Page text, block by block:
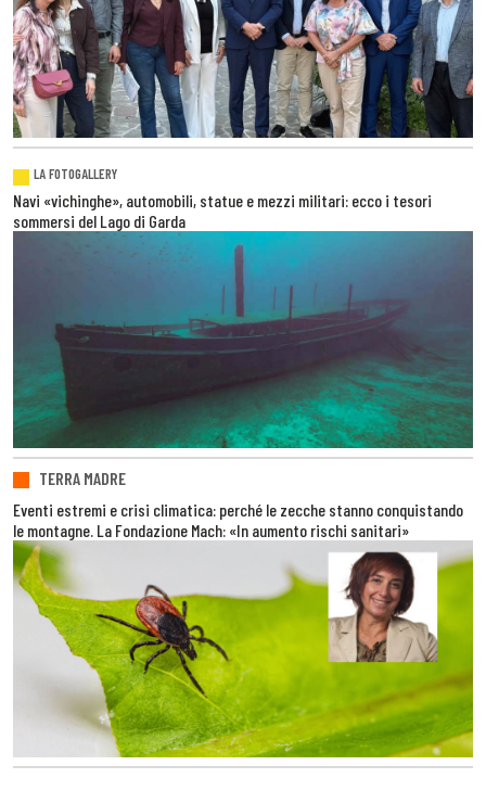
LA FOTOGALLERY
Navi «vichinghe», automobili, statue e mezzi militari: ecco i tesori
sommersi del Lago di Garda
TERRA MADRE
Eventi estremi e crisi climatica: perché le zecche stanno conquistando
le montagne. La Fondazione Mach: «In aumento rischi sanitari»